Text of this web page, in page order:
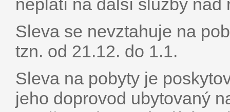
neplatí na další služby nad
Sleva se nevztahuje na
tzn. od 21.12. do 1.1.
Sleva na pobyty je
jeho doprovod ubytovaný